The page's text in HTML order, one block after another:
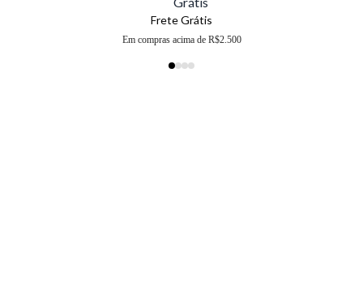
Frete Grátis
Em compras acima de R$2.500